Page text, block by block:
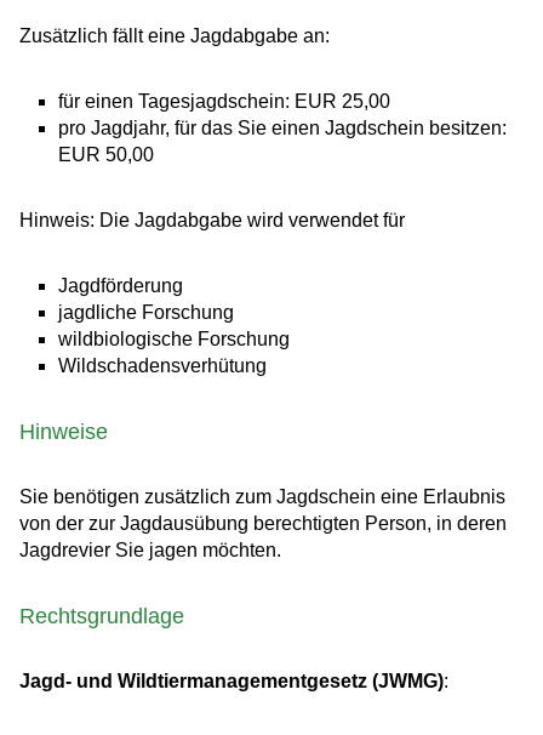
Zusätzlich fällt eine Jagdabgabe an:
für einen Tagesjagdschein: EUR 25,00
pro Jagdjahr, für das Sie einen Jagdschein besitzen:
EUR 50,00
Hinweis: Die Jagdabgabe wird verwendet für
Jagdförderung
jagdliche Forschung
wildbiologische Forschung
Wildschadensverhütung
Hinweise
Sie benötigen zusätzlich zum Jagdschein eine Erlaubnis
von der zur Jagdausübung berechtigten Person, in deren
Jagdrevier Sie jagen möchten.
Rechtsgrundlage
Jagd- und Wildtiermanagementgesetz (JWMG):